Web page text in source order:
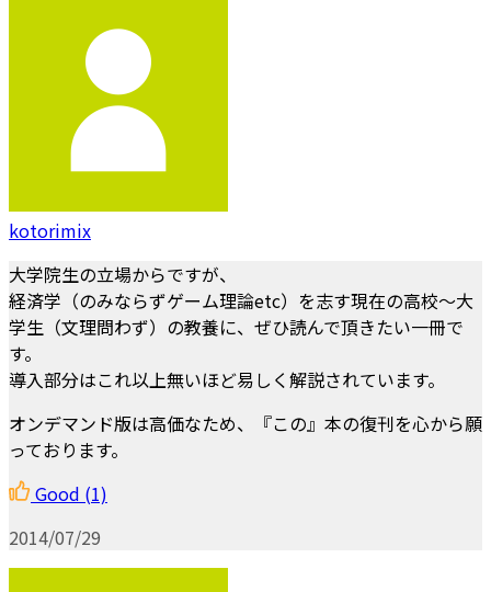
kotorimix
大学院生の立場からですが、
経済学（のみならずゲーム理論etc）を志す現在の高校〜大
学生（文理問わず）の教養に、ぜひ読んで頂きたい一冊で
す。
導入部分はこれ以上無いほど易しく解説されています。
オンデマンド版は高価なため、『この』本の復刊を心から願
っております。
Good (1)
2014/07/29